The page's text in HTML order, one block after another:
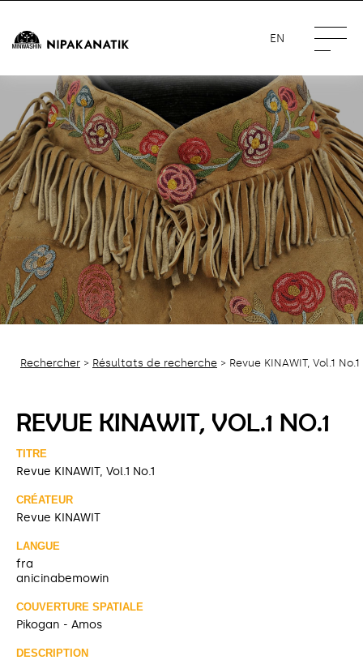
EN
Rechercher > Résultats de recherche > Revue KINAWIT, Vol.1 No.1
REVUE KINAWIT, VOL.1 NO.1
TITRE
Revue KINAWIT, Vol.1 No.1
CRÉATEUR
Revue KINAWIT
LANGUE
fra
anicinabemowin
COUVERTURE SPATIALE
Pikogan - Amos
DESCRIPTION